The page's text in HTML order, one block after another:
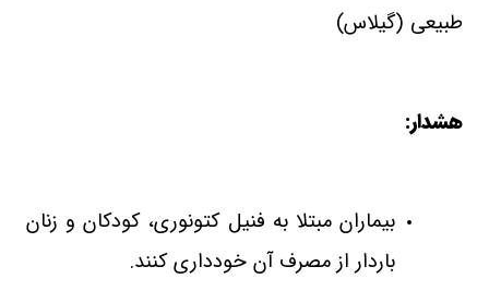
طبیعی (گیلاس)
هشدار:
بیماران مبتلا به فنیل کتونوری، کودکان و زنان
باردار از مصرف آن خودداری کنند.